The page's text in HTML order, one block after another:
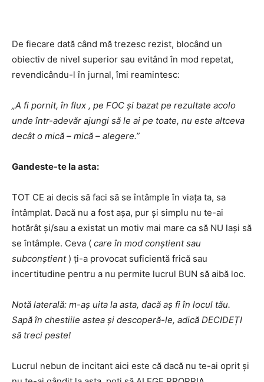
De fiecare dată când mă trezesc rezist, blocând un
obiectiv de nivel superior sau evitând în mod repetat,
revendicându-l în jurnal, îmi reamintesc:
„A fi pornit, în flux , pe FOC și bazat pe rezultate acolo
unde într-adevăr ajungi să le ai pe toate, nu este altceva
decât o mică – mică – alegere.”
Gandeste-te la asta:
TOT CE ai decis să faci să se întâmple în viața ta, sa
întâmplat. Dacă nu a fost așa, pur și simplu nu te-ai
hotărât și/sau a existat un motiv mai mare ca să NU lași să
se întâmple. Ceva ( care în mod conștient sau
subconștient) ți-a provocat suficientă frică sau
incertitudine pentru a nu permite lucrul BUN să aibă loc.
Notă laterală: m-aș uita la asta, dacă aș fi în locul tău.
Sapă în chestiile astea și descoperă-le, adică DECIDEȚI
să treci peste!
Lucrul nebun de incitant aici este că dacă nu te-ai oprit și